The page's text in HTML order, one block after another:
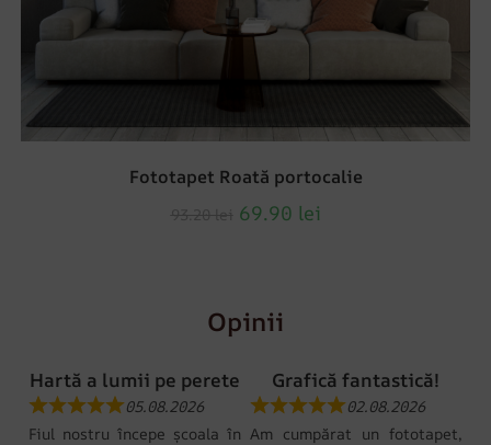
Fototapet Roată portocalie
69.90 lei
Opinii
Hartă a lumii pe perete
05.08.2026
Fiul nostru începe școala în
Grafică fantastică!
02.08.2026
Am cumpărat un fototapet,